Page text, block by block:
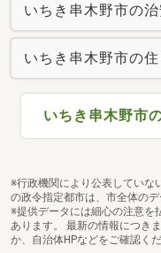
いちき串木野市の
いちき串木野市の
いちき串木野市
※行政機関により公表していな
の政令指定都市は、市全体のデ
※提供データには細心の注意を
あります。 最新の情報につき
か、自治体HPなどをご確認くだ